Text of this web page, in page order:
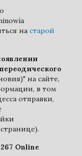
на старой
на сайте,
в том
отправки,
Online